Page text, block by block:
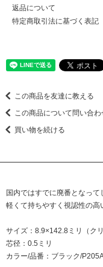
返品について
特定商取引法に基づく表記
この商品を友達に教える
この商品について問い合わ
買い物を続ける
国内ではすでに廃番となって
軽くて持ちやすく視認性の高
サイズ：8.9×142.8ミリ（ク
芯径：0.5ミリ
カラー/品番：ブラック/